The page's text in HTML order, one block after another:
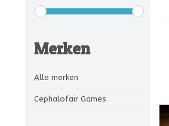
Merken
Alle merken
Cephalofair Games